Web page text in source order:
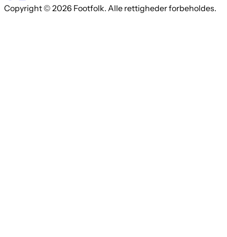
Copyright © 2026 Footfolk. Alle rettigheder forbeholdes.